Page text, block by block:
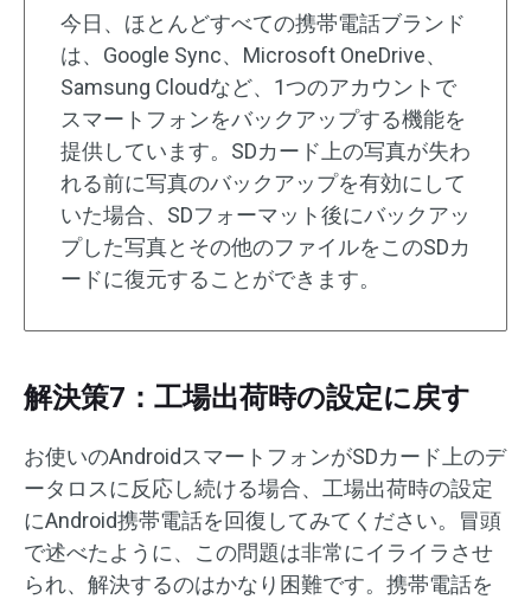
今日、ほとんどすべての携帯電話ブランド
は、Google Sync、Microsoft OneDrive、
Samsung Cloudなど、1つのアカウントで
スマートフォンをバックアップする機能を
提供しています。SDカード上の写真が失わ
れる前に写真のバックアップを有効にして
いた場合、SDフォーマット後にバックアッ
プした写真とその他のファイルをこのSDカ
ードに復元することができます。
解決策7：工場出荷時の設定に戻す
お使いのAndroidスマートフォンがSDカード上のデ
ータロスに反応し続ける場合、工場出荷時の設定
にAndroid携帯電話を回復してみてください。冒頭
で述べたように、この問題は非常にイライラさせ
られ、解決するのはかなり困難です。携帯電話を